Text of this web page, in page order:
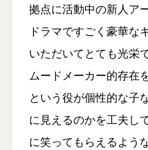
拠点に活動中の新人ア
ドラマですごく豪華な
いただいてとても光栄
ムードメーカー的存在
という役が個性的な子
に見えるのかを工夫し
に笑ってもらえるよう